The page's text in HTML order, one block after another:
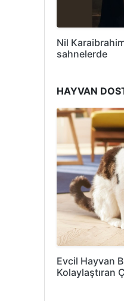
Nil
sahnelerde
HAYVAN
Evcil Hayvan
Kolaylaştıran